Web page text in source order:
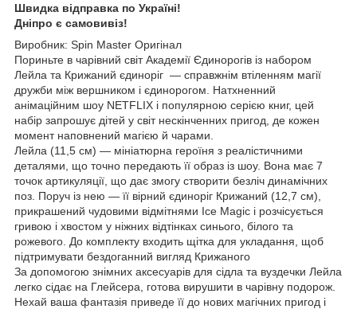
Швидка відправка по Україні!
Дніпро є самовивіз!
Виробник: Spin Master Оригінал
Пориньте в чарівний світ Академії Єдинорогів із набором
Лейла та Крижаний єдиноріг — справжнім втіленням магії
дружби між вершником і єдинорогом. Натхненний
анімаційним шоу NETFLIX і популярною серією книг, цей
набір запрошує дітей у світ нескінченних пригод, де кожен
момент наповнений магією й чарами.
Лейла (11,5 см) — мініатюрна героїня з реалістичними
деталями, що точно передають її образ із шоу. Вона має 7
точок артикуляції, що дає змогу створити безліч динамічних
поз. Поруч із нею — її вірний єдиноріг Крижаний (12,7 см),
прикрашений чудовими відмітнями Ice Magic і розчісується
гривою і хвостом у ніжних відтінках синього, білого та
рожевого. До комплекту входить щітка для укладання, щоб
підтримувати бездоганний вигляд Крижаного
За допомогою знімних аксесуарів для сідла та вуздечки Лейла
легко сідає на Глейсера, готова вирушити в чарівну подорож.
Нехай ваша фантазія приведе її до нових магічних пригод і